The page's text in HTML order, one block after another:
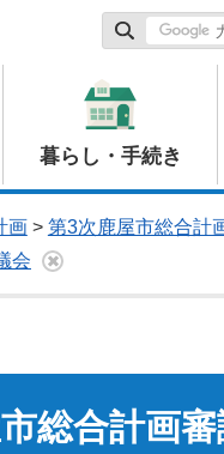
暮らし・手続き
画> 第3次鹿屋市総合計
会
総合計画